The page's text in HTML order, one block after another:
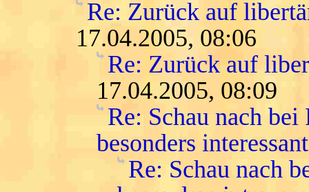
Re: Zurück auf
17.04.2005, 08:06
Re: Zurück auf
17.04.2005, 08:09
Re: Schau nach
besonders interessant
Re: Schau nach